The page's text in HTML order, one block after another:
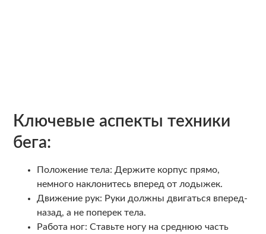
Ключевые аспекты техники
бега:
Положение тела: Держите корпус прямо,
немного наклонитесь вперед от лодыжек.
Движение рук: Руки должны двигаться вперед-
назад, а не поперек тела.
Работа ног: Ставьте ногу на среднюю часть